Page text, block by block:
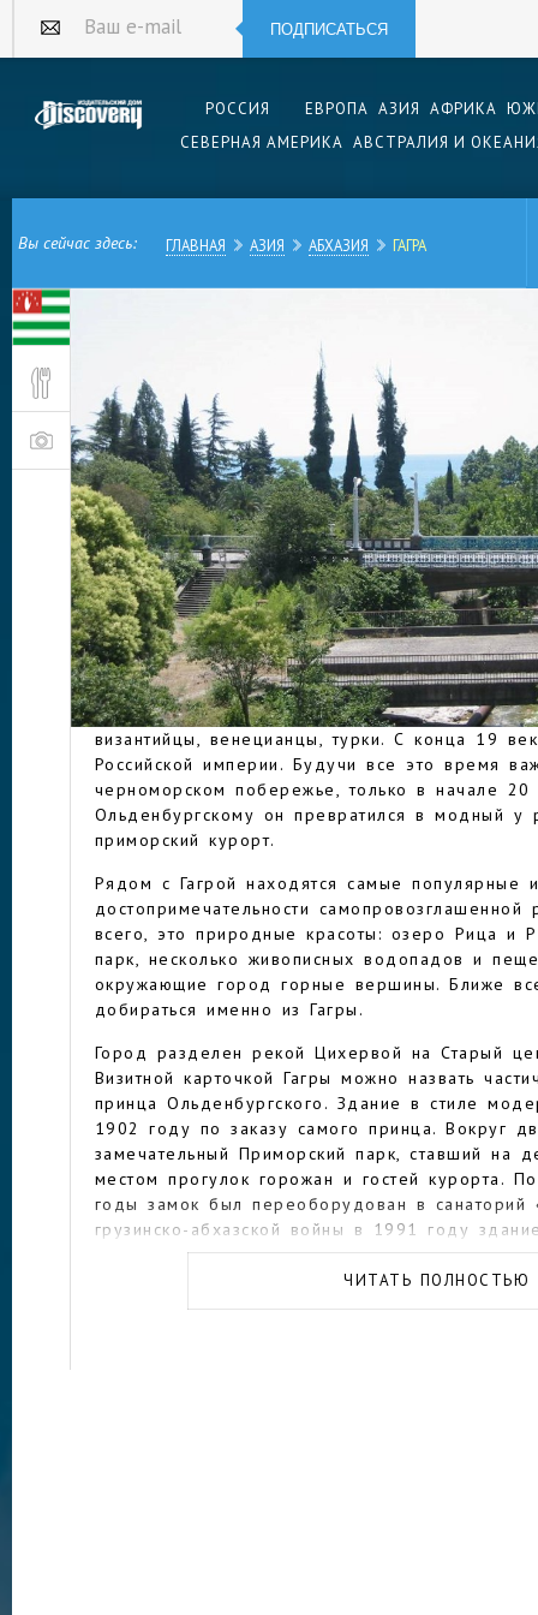
Ваш e-mail ПОДПИСАТЬСЯ
РОССИЯ ЕВРОПА АЗИЯ АФРИКА
СЕВЕРНАЯ АМЕРИКА АВСТРАЛИЯ И
Вы сейчас здесь: ГЛАВНАЯ АЗИЯ АБХАЗИЯ ГАГРА
ГАГРА
Легендарный курортный город в Абхазии,
формально отделенный от России,
гости каждый год десятки тысяч туристов из
Красивейшая природа, исторические
— главные «магниты» для путешественников.
Как оказалось, граница между странами не
преградой для граждан РФ. Для посещения
внутреннего паспорта. Аэропорт Адлера
километрах от госграницы. Доехать до нее
автобусе и такси. На личной или
возникнуть сложности, связанные с
Начало своей истории Гагра ведет со 2-го
греческие купцы заложили город Триглиф.
много раз менял название и хозяев, им
византийцы, венецианцы, турки. С конца 19
Российской империи. Будучи все это время
черноморском побережье, только в начале
Ольденбургскому он превратился в модный у
приморский курорт.
Рядом с Гагрой находятся самые популярные
достопримечательности
всего, это природные красоты: озеро Рица и
парк, несколько живописных водопадов и
окружающие город горные вершины. Ближе
добираться именно из Гагры.
Город разделен рекой Цихервой на Старый
Визитной карточкой Гагры можно назвать
принца Ольденбургского. Здание в стиле
1902 году по заказу самого принца. Вокруг
замечательный Приморский парк, ставший на
местом прогулок горожан и гостей курорта.
годы замок был переоборудован в санаторий
грузинско-абхазской войны в 1991 году
обстрелов, сегодня он закрыт для
ЧИТАТЬ ПОЛНОСТЬЮ